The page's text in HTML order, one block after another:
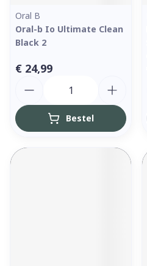
Oral B
Oral-b Io Ultimate Clean
Black 2
€ 24,99
Bestel